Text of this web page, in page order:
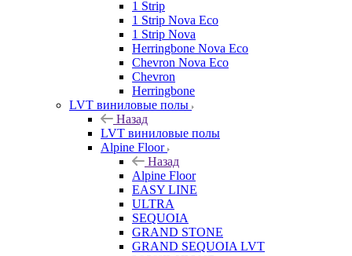
1 Strip
1 Strip Nova Eco
1 Strip Nova
Herringbone Nova Eco
Chevron Nova Eco
Chevron
Herringbone
LVT виниловые полы
Назад
LVT виниловые полы
Alpine Floor
Назад
Alpine Floor
EASY LINE
ULTRA
SEQUOIA
GRAND STONE
GRAND SEQUOIA LVT